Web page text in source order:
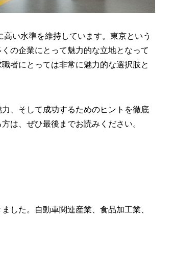
高い水準を維持しています。東京という
の企業にとって魅力的な立地となって
者にとっては非常に魅力的な選択肢と
、そして成功するためのヒントを徹底
は、ぜひ最後までお読みください。
した。自動車関連産業、食品加工業、